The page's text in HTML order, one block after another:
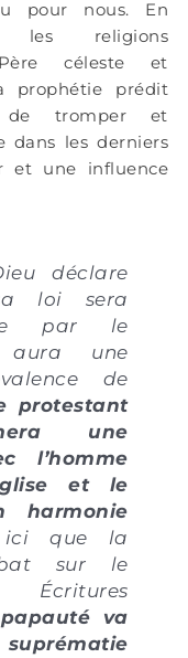
pour nous. En
les religions
céleste et
prophétie prédit
de tromper et
dans les derniers
et une influence
déclare
loi sera
par le
une
de
protestant
une
l’homme
et le
harmonie
ici que la
sur le
va